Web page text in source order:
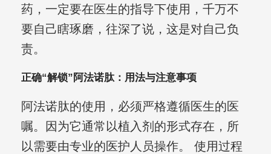
药，一定要在医生的指导下使用，千万不
要自己瞎琢磨，往深了说，这是对自己负
责。
正确“解锁”阿法诺肽：用法与注意事项
阿法诺肽的使用，必须严格遵循医生的医
嘱。因为它通常以植入剂的形式存在，所
以需要由专业的医护人员操作。 使用过程